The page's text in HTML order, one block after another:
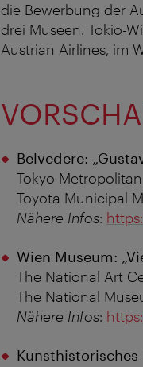
die Bewerbung der
drei Museen. Tokio-
Austrian Airlines, im
Belvedere:
Tokyo
Toyota Municipal
Nähere Infos:
Wien Museum:
The National Art
The National
Nähere Infos:
Kunsthistorisches